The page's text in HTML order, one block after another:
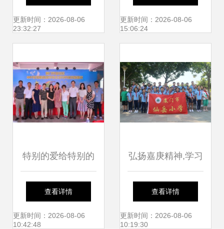
考聘用模拟预测试
答案解析
更新时间：2026-08-06
23:32:27
考聘用模拟卷(第99
更新时间：2026-08-06
15:06:24
特别的爱给特别的
你 | 海沧区举行
2017年特教学生生
查看详情
更新时间：2026-08-06
10:42:48
弘扬嘉庚精神,学习
红色基因
查看详情
更新时间：2026-08-06
10:19:30